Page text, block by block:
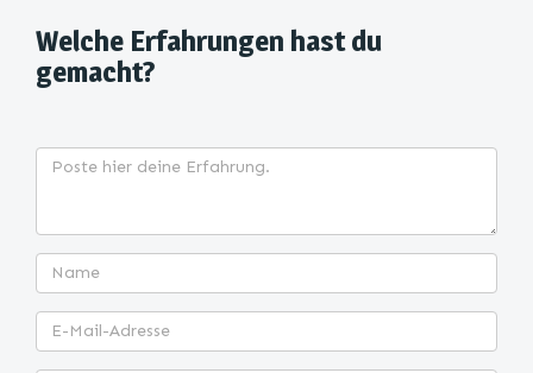
Welche Erfahrungen hast du
gemacht?